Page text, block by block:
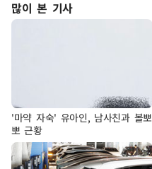
많이 본 기사
'마약 자숙' 유아인, 남사친과 볼뽀
뽀 근황